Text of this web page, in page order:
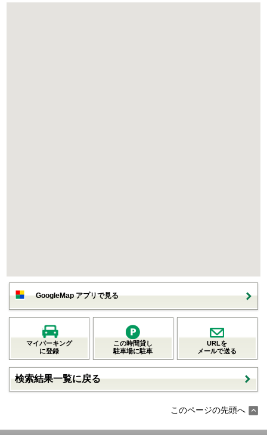
GoogleMap アプリで見る
マイパーキング
に登録
この時間貸し
駐車場に駐車
URLを
メールで送る
検索結果一覧に戻る
このページの先頭へ